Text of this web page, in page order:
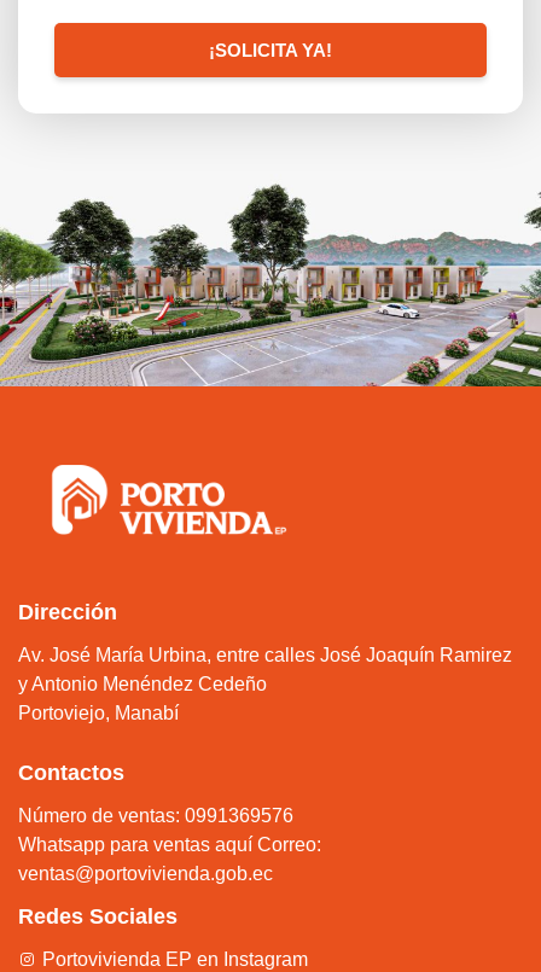
¡SOLICITA YA!
Dirección
Av. José María Urbina, entre calles José Joaquín Ramirez
y Antonio Menéndez Cedeño
Portoviejo, Manabí
Contactos
Número de ventas: 0991369576
Whatsapp para ventas aquí Correo:
ventas@portovivienda.gob.ec
Redes Sociales
Portovivienda EP en Instagram